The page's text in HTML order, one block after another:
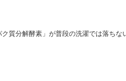
質分解酵素」が普段の洗濯では落ち